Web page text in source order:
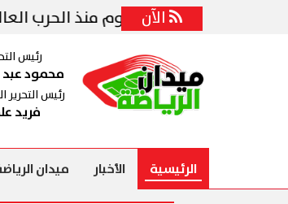
الآن
لتنفيذ أكبر هجوم منذ الحرب العالمية
رئيس
محمود عبد
رئيس التحرير
فريد
الرئيسية الأخبار ميدان